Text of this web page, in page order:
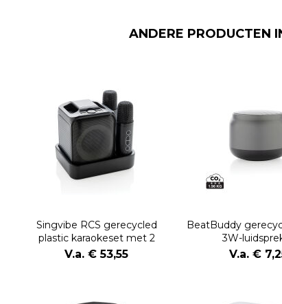
ANDERE PRODUCTEN
Singvibe RCS gerecycled
plastic karaokeset met 2
microfoons
V.a. € 53,55
BeatBuddy
3W-
V.a. €